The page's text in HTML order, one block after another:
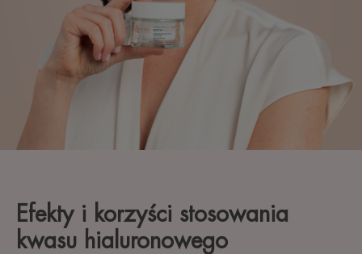
Efekty i korzyści stosowania
kwasu hialuronowego